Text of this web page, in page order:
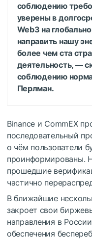
соблюдению
уверены в
Web3 на
направить нашу
более чем ста
деятельность, —
соблюдению
Перлман.
Binance и CommEX
последовательный
о чём пользователи
проинформированы.
прошедшие
частично
В ближайшие
закроет свои
направления в
обеспечения